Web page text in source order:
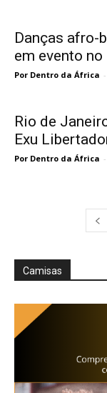
Danças afro-
em evento
Por Dentro da África -
Rio de
Exu
Por Dentro da África -
Camisas